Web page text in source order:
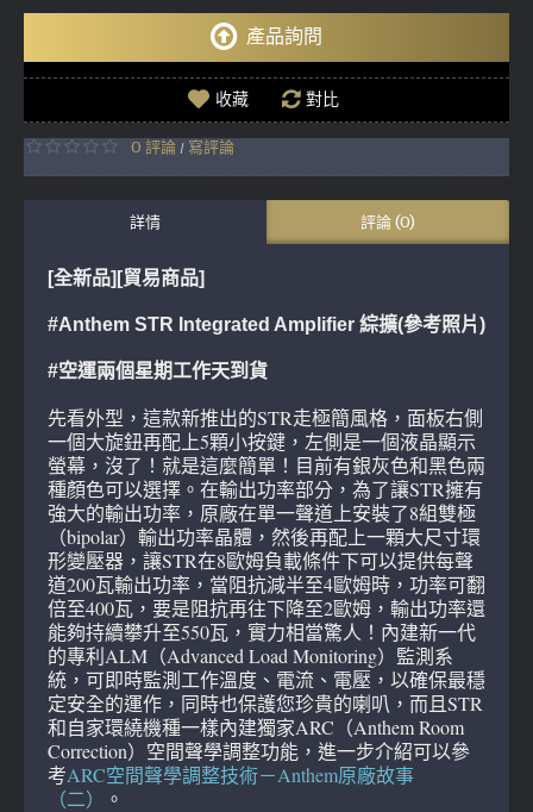
產品詢問
收藏 對比
0 評論 / 寫評論
詳情 評論 (0)
[全新品][貿易商品]
#Anthem STR Integrated Amplifier 綜擴(參考照片)
#空運兩個星期工作天到貨
先看外型，這款新推出的STR走極簡風格，面板右側
一個大旋鈕再配上5顆小按鍵，左側是一個液晶顯示
螢幕，沒了！就是這麼簡單！目前有銀灰色和黑色兩
種顏色可以選擇。在輸出功率部分，為了讓STR擁有
強大的輸出功率，原廠在單一聲道上安裝了8組雙極
（bipolar）輸出功率晶體，然後再配上一顆大尺寸環
形變壓器，讓STR在8歐姆負載條件下可以提供每聲
道200瓦輸出功率，當阻抗減半至4歐姆時，功率可翻
倍至400瓦，要是阻抗再往下降至2歐姆，輸出功率還
能夠持續攀升至550瓦，實力相當驚人！內建新一代
的專利ALM（Advanced Load Monitoring）監測系
統，可即時監測工作溫度、電流、電壓，以確保最穩
定安全的運作，同時也保護您珍貴的喇叭，而且STR
和自家環繞機種一樣內建獨家ARC（Anthem Room
Correction）空間聲學調整功能，進一步介紹可以參
考ARC空間聲學調整技術－Anthem原廠故事
（二）
。